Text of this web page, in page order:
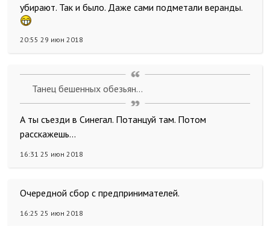
убирают. Так и было. Даже сами подметали веранды.
20:55 29 июн 2018
Танец бешенных обезьян...
А ты съезди в Синегал. Потанцуй там. Потом
расскажешь...
16:31 25 июн 2018
Очередной сбор с предпринимателей.
16:25 25 июн 2018